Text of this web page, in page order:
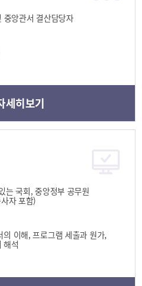
중앙관서 결산담당자
세히보기
는 국회, 중앙정부 공무원
자 포함)
이해, 프로그램 세출과 원가,
해석